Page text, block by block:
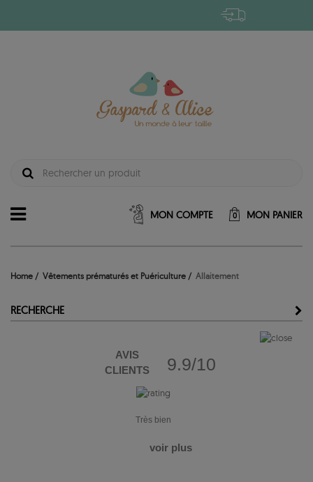
MON COMPTE 0 MON PANIER
Home Vêtements prématurés et Puériculture Allaitement
RECHERCHE
AVIS
CLIENTS
9.9/10
Très bien
voir plus